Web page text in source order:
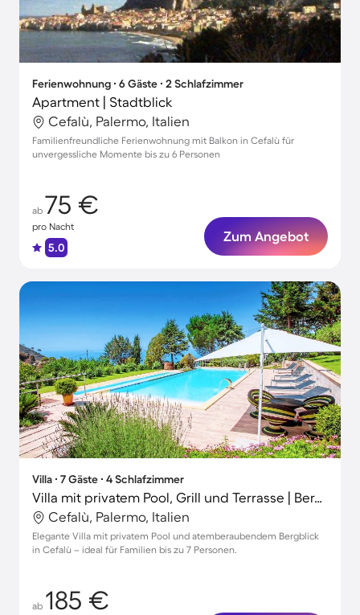
Ferienwohnung ∙ 6 Gäste ∙ 2 Schlafzimmer
Apartment | Stadtblick
Cefalù, Palermo, Italien
Familienfreundliche Ferienwohnung mit Balkon in Cefalù für
unvergessliche Momente bis zu 6 Personen
ab 75 €
pro Nacht
5.0
Zum Angebot
Villa ∙ 7 Gäste ∙ 4 Schlafzimmer
Villa mit privatem Pool, Grill und Terrasse | Bergblick
Cefalù, Palermo, Italien
Elegante Villa mit privatem Pool und atemberaubendem Bergblick
in Cefalù – ideal für Familien bis zu 7 Personen.
ab 185 €